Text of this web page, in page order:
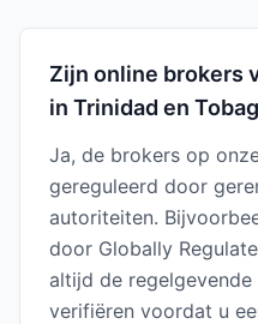
Zijn online brokers
in Trinidad en
Ja, de brokers op
gereguleerd door
autoriteiten.
door Globally
altijd de
verifiëren voordat u